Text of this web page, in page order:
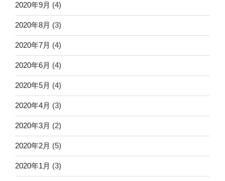
2020年9月 (4)
2020年8月 (3)
2020年7月 (4)
2020年6月 (4)
2020年5月 (4)
2020年4月 (3)
2020年3月 (2)
2020年2月 (5)
2020年1月 (3)